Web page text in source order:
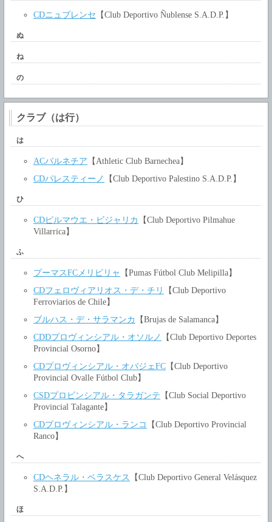
CDニュブレンセ 【Club Deportivo Ñublense S.A.D.P.】
ぬ
ね
の
クラブ（は行）
は
ACバルネチア 【Athletic Club Barnechea】
CDパレスティーノ
【Club Deportivo Palestino S.A.D.P.】
ひ
CDピルマウエ・ビジャリカ
【Club Deportivo Pilmahue
Villarrica】
ふ
プーマスFCメリピリャ
【Pumas Fútbol Club Melipilla】
CDフェロヴィアリオス・デ・チリ
【Club Deportivo
Ferroviarios de Chile】
ブルハス・デ・サラマンカ
【Brujas de Salamanca】
CDDプロヴィンシアル・オソルノ
【Club Deportivo Deportes
Provincial Osorno】
CDプロヴィンシアル・オバジェFC 【Club Deportivo
Provincial Ovalle Fútbol Club】
CSDプロビンシアル・タラガンテ 【Club Social Deportivo
Provincial Talagante】
CDプロヴィンシアル・ランコ
【Club Deportivo Provincial
Ranco】
へ
CDヘネラル・ベラスケス
【Club Deportivo General Velásquez
S.A.D.P.】
ほ